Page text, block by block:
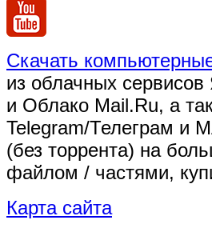
Скачать
из облачных
и Облако Mail.Ru, а
Telegram/Телеграм и
(без торрента) на
файлом / частями,
Карта сайта